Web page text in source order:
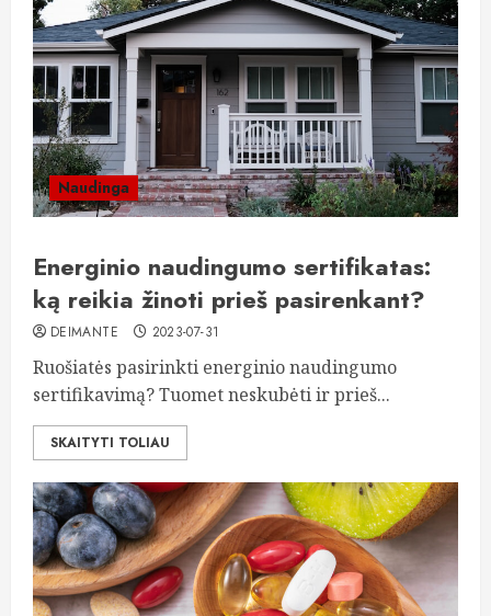
Naudinga
Energinio naudingumo sertifikatas:
ką reikia žinoti prieš pasirenkant?
DEIMANTE 2023-07-31
Ruošiatės pasirinkti energinio naudingumo
sertifikavimą? Tuomet neskubėti ir prieš...
SKAITYTI TOLIAU